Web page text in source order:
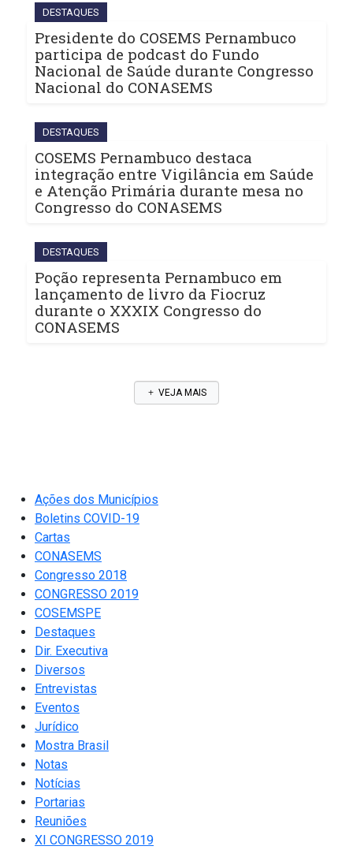
DESTAQUES
Presidente do COSEMS Pernambuco
participa de podcast do Fundo
Nacional de Saúde durante Congresso
Nacional do CONASEMS
DESTAQUES
COSEMS Pernambuco destaca
integração entre Vigilância em Saúde
e Atenção Primária durante mesa no
Congresso do CONASEMS
DESTAQUES
Poção representa Pernambuco em
lançamento de livro da Fiocruz
durante o XXXIX Congresso do
CONASEMS
VEJA MAIS
Ações dos Municípios
Boletins COVID-19
Cartas
CONASEMS
Congresso 2018
CONGRESSO 2019
COSEMSPE
Destaques
Dir. Executiva
Diversos
Entrevistas
Eventos
Jurídico
Mostra Brasil
Notas
Notícias
Portarias
Reuniões
XI CONGRESSO 2019